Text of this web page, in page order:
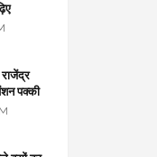
राजेंद्र
पक्की